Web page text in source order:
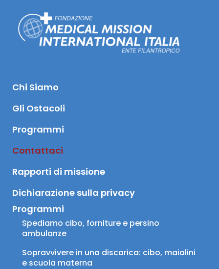
Chi Siamo
Gli Ostacoli
Programmi
Contattaci
Rapporti di missione
Dichiarazione sulla privacy
Programmi
Spediamo cibo, forniture e persino
ambulanze
Sopravvivere in una discarica: cibo, maialini
e scuola materna